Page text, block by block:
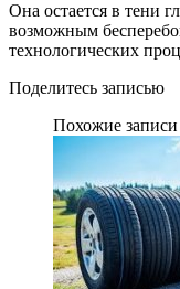
Она остается в тени
возможным
технологических
Поделитесь записью
Похожие записи